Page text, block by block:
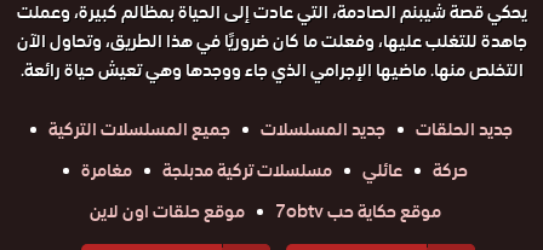
يحكي قصة شيبنم الصادمة، التي عادت إلى الحياة بمظالم كبيرة، وعملت
جاهدة للتغلب عليها، وفعلت ما كان ضروريًا في هذا الطريق، وتحاول الآن
التخلص منها. ماضيها الإجرامي الذي جاء ووجدها وهي تعيش حياة رائعة.
جديد الحلقات
جديد المسلسلات
جميع المسلسلات التركية
حركة
عائلي مسلسلات تركية مدبلجة
مغامرة
موقع حكاية حب 7obtv
موقع حلقات اون لاين